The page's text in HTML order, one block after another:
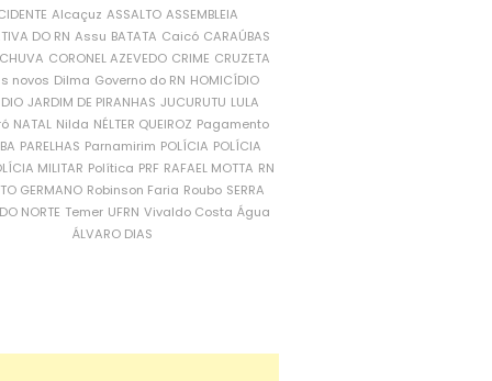
Alcaçuz ASSALTO ASSEMBLEIA
DO RN Assu BATATA Caicó CARAÚBAS
CORONEL AZEVEDO CRIME CRUZETA
novos Dilma Governo do RN HOMICÍDIO
JARDIM DE PIRANHAS JUCURUTU LULA
NATAL Nilda NÉLTER QUEIROZ Pagamento
PARELHAS Parnamirim POLÍCIA POLÍCIA
MILITAR Política PRF RAFAEL MOTTA RN
GERMANO Robinson Faria Roubo SERRA
NORTE Temer UFRN Vivaldo Costa Água
ÁLVARO DIAS